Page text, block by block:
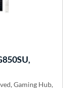
Gaming Hub,